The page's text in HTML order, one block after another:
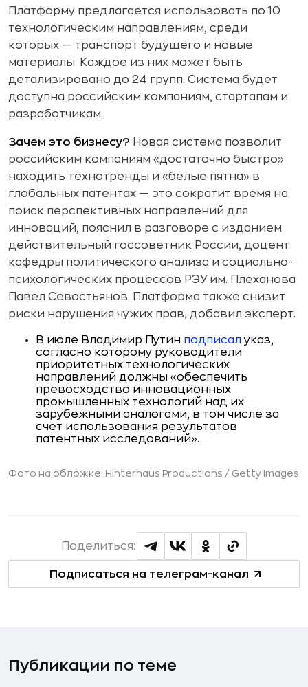
Платформу предлагается использовать по 10
технологическим направлениям, среди
которых — транспорт будущего и новые
материалы. Каждое из них может быть
детализировано до 24 групп. Система будет
доступна российским компаниям, стартапам и
разработчикам.
Зачем это бизнесу? Новая система позволит
российским компаниям «достаточно быстро»
находить технотренды и «белые пятна» в
глобальных патентах — это сократит время на
поиск перспективных направлений для
инноваций, пояснил в разговоре с изданием
действительный госсоветник России, доцент
кафедры политического анализа и социально-
психологических процессов РЭУ им. Плеханова
Павел Севостьянов. Платформа также снизит
риски нарушения чужих прав, добавил эксперт.
В июле Владимир Путин подписал указ,
согласно которому руководители
приоритетных технологических
направлений должны «обеспечить
превосходство инновационных
промышленных технологий над их
зарубежными аналогами, в том числе за
счет использования результатов
патентных исследований».
Фото на обложке: Hinterhaus Productions / Getty Images
Подписаться на телеграм-канал
Поделиться:
Публикации по теме